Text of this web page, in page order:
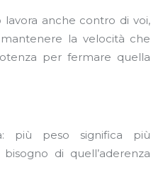
anche contro di voi,
la velocità che
per fermare quella
più peso significa più
di quell’aderenza